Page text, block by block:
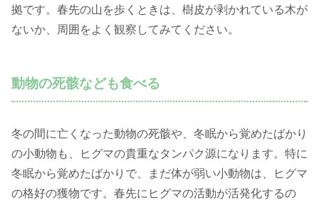
拠です。春先の山を歩くときは、樹皮が剥かれている木が
ないか、周囲をよく観察してみてください。
動物の死骸なども食べる
冬の間に亡くなった動物の死骸や、冬眠から覚めたばかり
の小動物も、ヒグマの貴重なタンパク源になります。特に
冬眠から覚めたばかりで、まだ体が弱い小動物は、ヒグマ
の格好の獲物です。春先にヒグマの活動が活発化するの